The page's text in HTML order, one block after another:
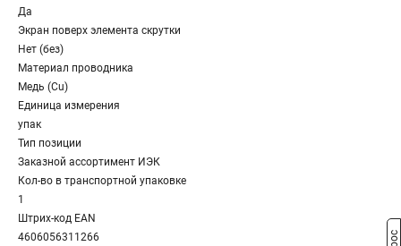
Да
Экран поверх элемента скрутки
Нет (без)
Материал проводника
Медь (Cu)
Единица измерения
упак
Тип позиции
Заказной ассортимент ИЭК
Кол-во в транспортной упаковке
1
Штрих-код EAN
4606056311266